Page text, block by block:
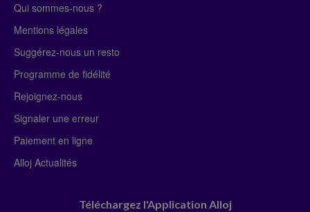
Qui sommes-nous ?
Mentions légales
Suggérez-nous un resto
Programme de fidélité
Rejoignez-nous
Signaler une erreur
Paiement en ligne
Alloj Actualités
Téléchargez l'Application Alloj